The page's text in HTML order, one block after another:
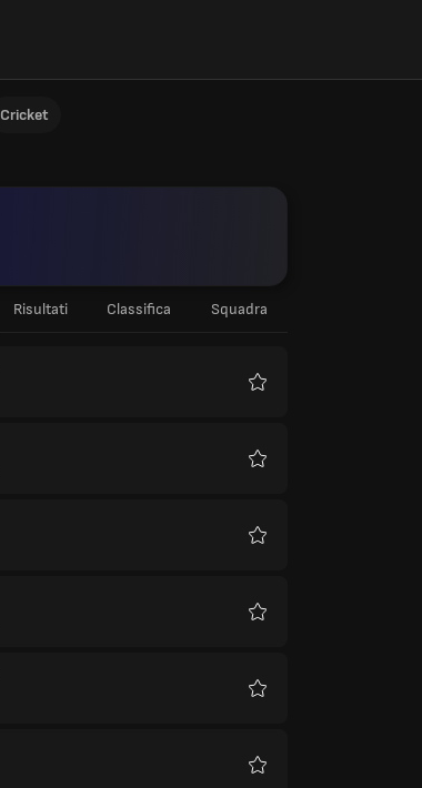
Cricket
Risultati Classifica Squadra